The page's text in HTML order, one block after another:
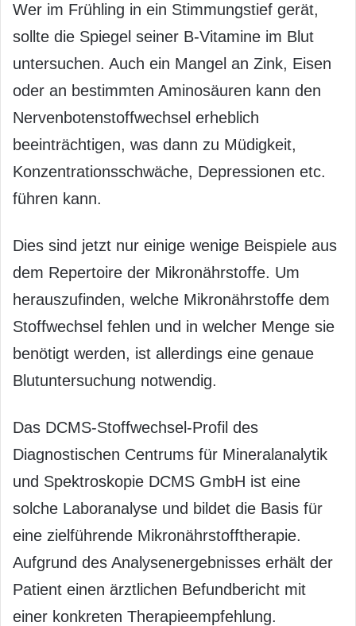
Wer im Frühling in ein Stimmungstief gerät,
sollte die Spiegel seiner B-Vitamine im Blut
untersuchen. Auch ein Mangel an Zink, Eisen
oder an bestimmten Aminosäuren kann den
Nervenbotenstoffwechsel erheblich
beeinträchtigen, was dann zu Müdigkeit,
Konzentrationsschwäche, Depressionen etc.
führen kann.
Dies sind jetzt nur einige wenige Beispiele aus
dem Repertoire der Mikronährstoffe. Um
herauszufinden, welche Mikronährstoffe dem
Stoffwechsel fehlen und in welcher Menge sie
benötigt werden, ist allerdings eine genaue
Blutuntersuchung notwendig.
Das DCMS-Stoffwechsel-Profil des
Diagnostischen Centrums für Mineralanalytik
und Spektroskopie DCMS GmbH ist eine
solche Laboranalyse und bildet die Basis für
eine zielführende Mikronährstofftherapie.
Aufgrund des Analysenergebnisses erhält der
Patient einen ärztlichen Befundbericht mit
einer konkreten Therapieempfehlung.